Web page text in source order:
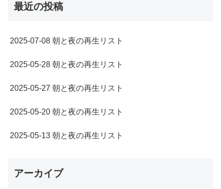
最近の投稿
2025-07-08 朝と夜の再生リスト
2025-05-28 朝と夜の再生リスト
2025-05-27 朝と夜の再生リスト
2025-05-20 朝と夜の再生リスト
2025-05-13 朝と夜の再生リスト
アーカイブ